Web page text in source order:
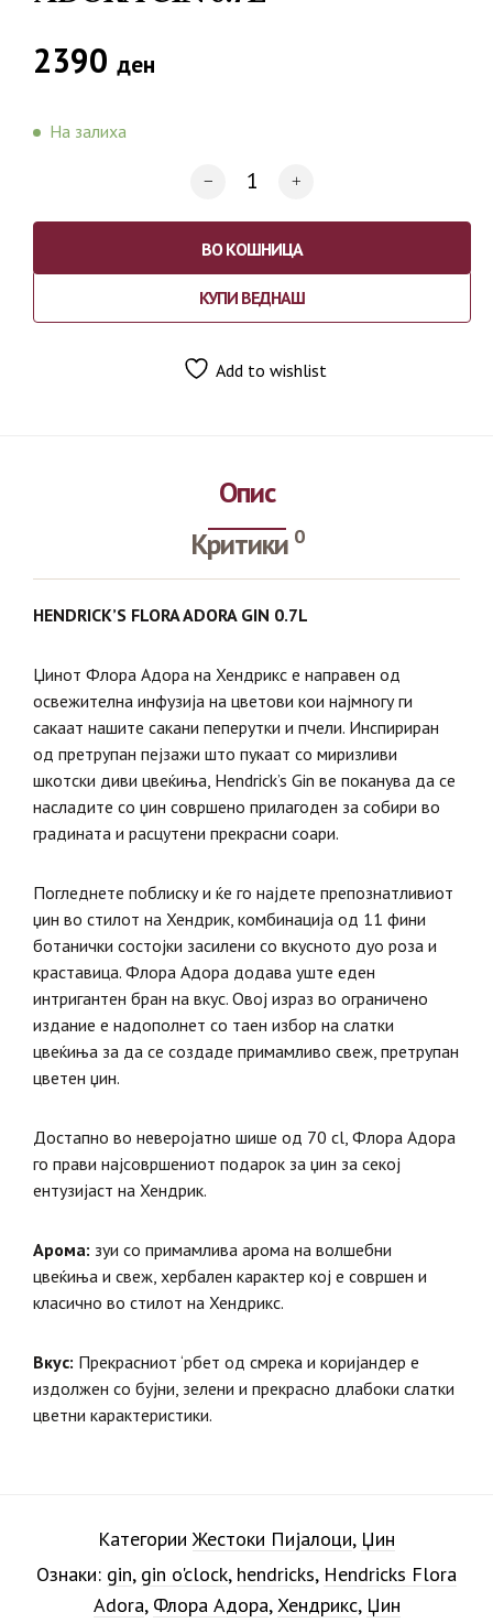
2390 ден
На залиха
ВО КОШНИЦА
КУПИ ВЕДНАШ
Add to wishlist
Опис
Критики 0
HENDRICK’S FLORA ADORA GIN 0.7L
Џинот Флора Адора на Хендрикс е направен од
освежителна инфузија на цветови кои најмногу ги
сакаат нашите сакани пеперутки и пчели. Инспириран
од претрупан пејзажи што пукаат со миризливи
шкотски диви цвеќиња, Hendrick’s Gin ве поканува да се
насладите со џин совршено прилагоден за собири во
градината и расцутени прекрасни соари.
Погледнете поблиску и ќе го најдете препознатливиот
џин во стилот на Хендрик, комбинација од 11 фини
ботанички состојки засилени со вкусното дуо роза и
краставица. Флора Адора додава уште еден
интригантен бран на вкус. Овој израз во ограничено
издание е надополнет со таен избор на слатки
цвеќиња за да се создаде примамливо свеж, претрупан
цветен џин.
Достапно во неверојатно шише од 70 cl, Флора Адора
го прави најсовршениот подарок за џин за секој
ентузијаст на Хендрик.
Арома: зуи со примамлива арома на волшебни
цвеќиња и свеж, хербален карактер кој е совршен и
класично во стилот на Хендрикс.
Вкус: Прекрасниот ‘рбет од смрека и коријандер е
издолжен со бујни, зелени и прекрасно длабоки слатки
цветни карактеристики.
КатегорииЖестоки Пијалоци, Џин
Ознаки: gin, gin o'clock, hendricks, Hendricks Flora
Adora, Флора Адора,Хендрикс, Џин